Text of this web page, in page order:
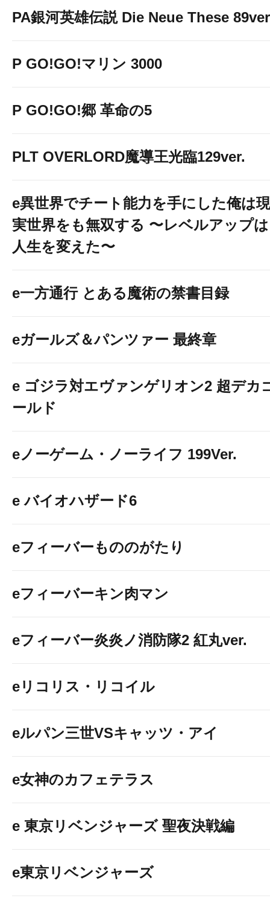
PA銀河英雄伝説 Die Neue These
P GO!GO!マリン 3000
P GO!GO!郷 革命の5
PLT OVERLORD魔導王光臨129ver.
e異世界でチート能力を手にした俺は現
実世界をも無双する 〜レベルアップは
人生を変えた〜
e一方通行 とある魔術の禁書目録
eガールズ＆パンツァー 最終章
e ゴジラ対エヴァンゲリオン2 超デカ
ールド
eノーゲーム・ノーライフ 199Ver.
e バイオハザード6
eフィーバーもののがたり
eフィーバーキン肉マン
eフィーバー炎炎ノ消防隊2 紅丸ver.
eリコリス・リコイル
eルパン三世VSキャッツ・アイ
e女神のカフェテラス
e 東京リベンジャーズ 聖夜決戦編
e東京リベンジャーズ